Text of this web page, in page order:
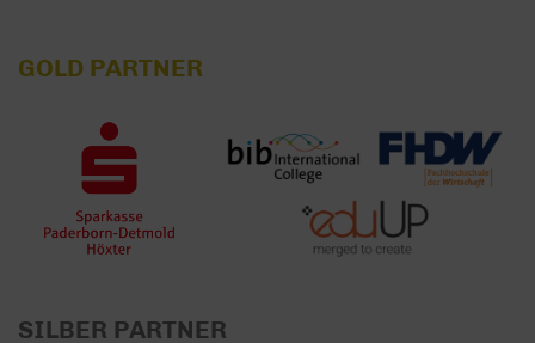
GOLD PARTNER
SILBER PARTNER